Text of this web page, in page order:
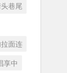
巷尾
面连
享中